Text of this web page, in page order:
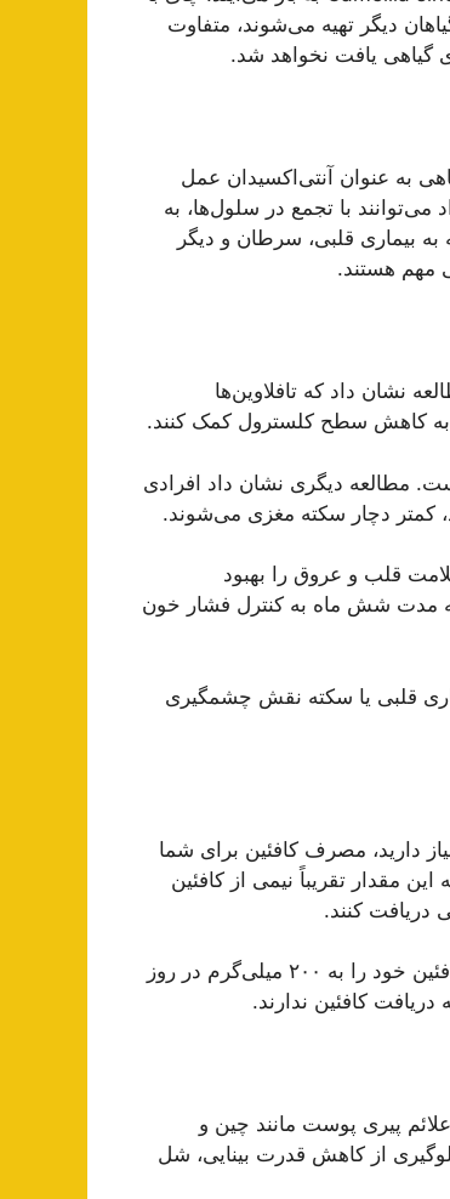
دیگر تهیه می‌شوند، متفاوت
گیاهی یافت نخواهد شد.
به عنوان آنتی‌اکسیدان عمل
می‌توانند با تجمع در سلول‌ها، به
بیماری قلبی، سرطان و دیگر
مهم هستند.
نشان داد که تافلاوین‌ها
کاهش سطح کلسترول کمک کنند.
مطالعه دیگری نشان داد افرادی
کمتر دچار سکته مغزی می‌شوند.
قلب و عروق را بهبود
مدت شش ماه به کنترل فشار خون
قلبی یا سکته نقش چشمگیری
دارید، مصرف کافئین برای شما
از آنجایی که این مقدار تقریباً نیمی از کافئین
دریافت کنند.
نکته: به دلیل اثرات محرک کافئین، زنان باردار و شیرده باید مصرف کافئین خود را به ۲۰۰ میلی‌گرم در روز
پیری پوست مانند چین و
از کاهش قدرت بینایی، شل